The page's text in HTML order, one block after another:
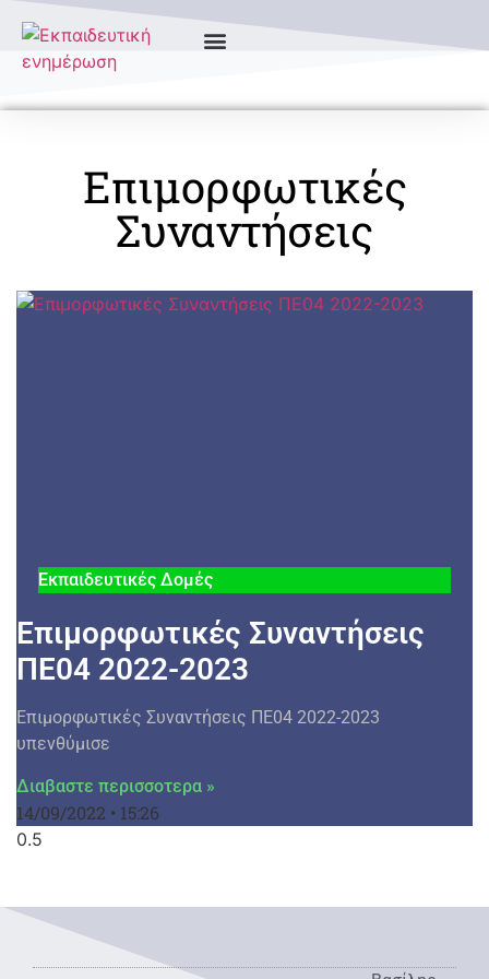
Επιμορφωτικές
Συναντήσεις
Εκπαιδευτικές Δομές
Επιμορφωτικές Συναντήσεις
ΠΕ04 2022-2023
Επιμορφωτικές Συναντήσεις ΠΕ04 2022-2023
υπενθύμισε
Διαβαστε περισσοτερα »
14/09/2022 15:26